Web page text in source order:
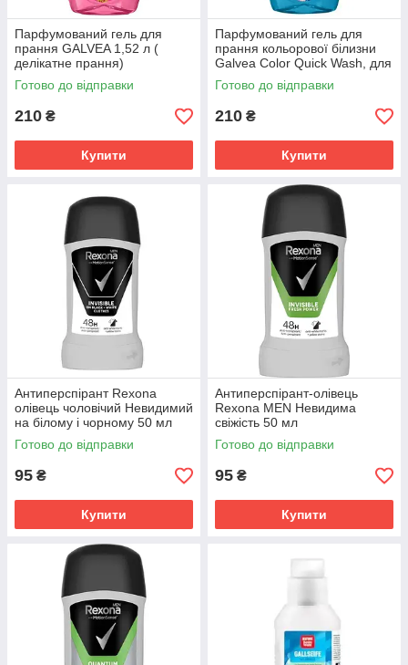
Парфумований гель для
прання GALVEA 1,52 л (
делікатне прання)
Готово до відправки
210 ₴
Купити
Парфумований гель для
прання кольорової білизни
Galvea Color Quick Wash, для
коротких програм, 38 прань,
1.52 л
Готово до відправки
210 ₴
Купити
Антиперспірант Rexona
олівець чоловічий Невидимий
на білому і чорному 50 мл
Готово до відправки
95 ₴
Купити
Антиперспірант-олівець
Rexona MEN Невидима
свіжість 50 мл
Готово до відправки
95 ₴
Купити